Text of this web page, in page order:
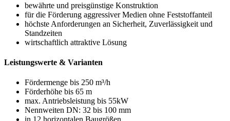
bewährte und preisgünstige Konstruktion
für die Förderung aggressiver Medien ohne Feststoffanteil
höchste Anforderungen an Sicherheit, Zuverlässigkeit und
Standzeiten
wirtschaftlich attraktive Lösung
Leistungswerte & Varianten
Fördermenge bis 250 m³/h
Förderhöhe bis 65 m
max. Antriebsleistung bis 55kW
Nennweiten DN: 32 bis 100 mm